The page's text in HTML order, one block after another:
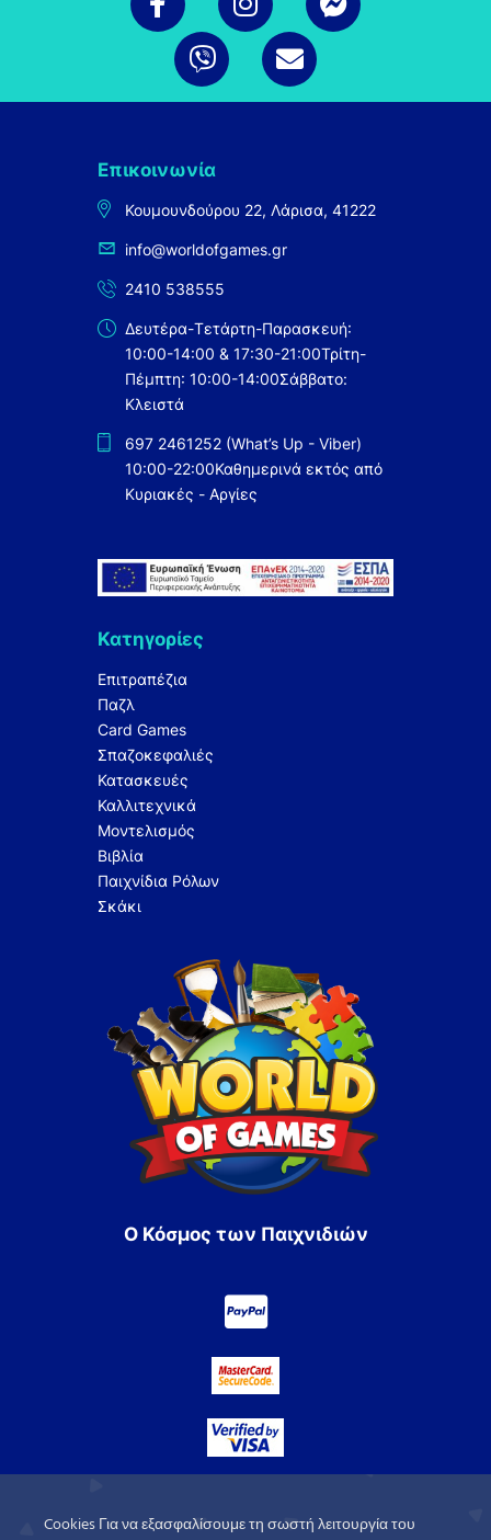
Επικοινωνία
Κουμουνδούρου 22, Λάρισα, 41222
info@worldofgames.gr
2410 538555
Δευτέρα-Τετάρτη-Παρασκευή:
10:00-14:00 & 17:30-21:00Τρίτη-
Πέμπτη: 10:00-14:00Σάββατο:
Κλειστά
697 2461252 (What’s Up - Viber)
10:00-22:00Καθημερινά εκτός από
Κυριακές - Αργίες
Κατηγορίες
Επιτραπέζια
Παζλ
Card Games
Σπαζοκεφαλιές
Κατασκευές
Καλλιτεχνικά
Μοντελισμός
Βιβλία
Παιχνίδια Ρόλων
Σκάκι
Ο Κόσμος των Παιχνιδιών
Cookies Για να εξασφαλίσουμε τη σωστή λειτουργία του